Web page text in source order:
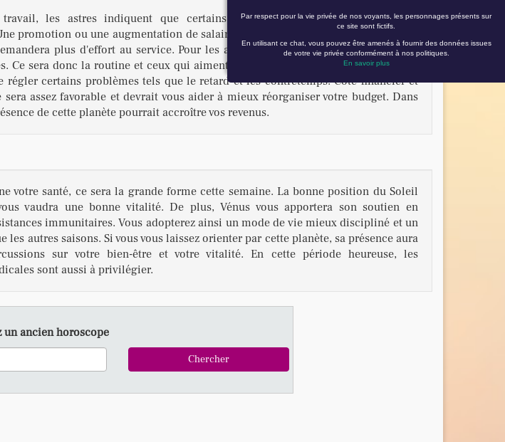
les astres indiquent que certains d'entre vous seront surchargés de
promotion ou une augmentation de salaire est possible, mais cette bénédiction
plus d'effort au service. Pour les autres natifs, Saturne pourra entraîner
Ce sera donc la routine et ceux qui aiment tant briller, devront ronger leur frein
régler certains problèmes tels que le retard et les contretemps. Côté financier et
assez favorable et devrait vous aider à mieux réorganiser votre budget. Dans
de cette planète pourrait accroître vos revenus.
votre santé, ce sera la grande forme cette semaine. La bonne position du Soleil
vaudra une bonne vitalité. De plus, Vénus vous apportera son soutien en
immunitaires. Vous adopterez ainsi un mode de vie mieux discipliné et un
les autres saisons. Si vous vous laissez orienter par cette planète, sa présence aura
sur votre bien-être et votre vitalité. En cette période heureuse, les
sont aussi à privilégier.
un ancien horoscope
Par respect pour la vie privée de nos voyants, les personnages présents sur
ce site sont fictifs.
En utilisant ce chat, vous pouvez être amenés à fournir des données issues
de votre vie privée conformément à nos politiques.
En savoir plus